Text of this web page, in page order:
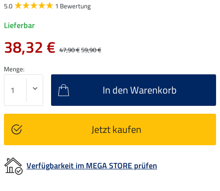
5.0 1 Bewertung
Lieferbar
38,32 € 47,90 €59,90 €
Menge:
In den Warenkorb
Jetzt kaufen
Verfügbarkeit im MEGA STORE prüfen